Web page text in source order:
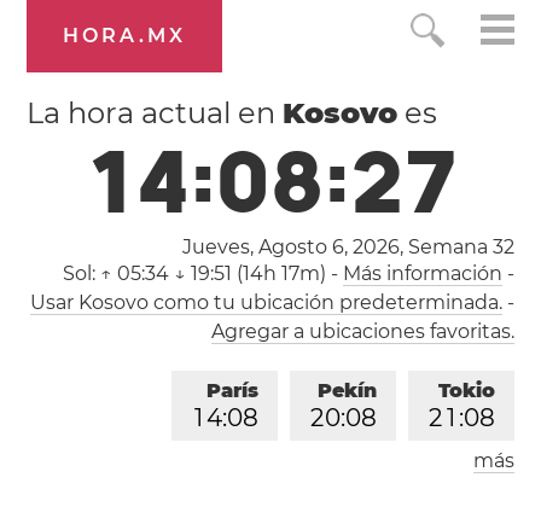
HORA.MX
La hora actual en Kosovo es
14:08:28
Jueves, Agosto 6, 2026, Semana 32
Sol: ↑ 05:34 ↓ 19:51 (14h 17m) - Más información -
Usar Kosovo como tu ubicación predeterminada.-
Agregar a ubicaciones favoritas.
Tokio
21 :08
Pekín
20:08
París
1 4:08
Londres
más